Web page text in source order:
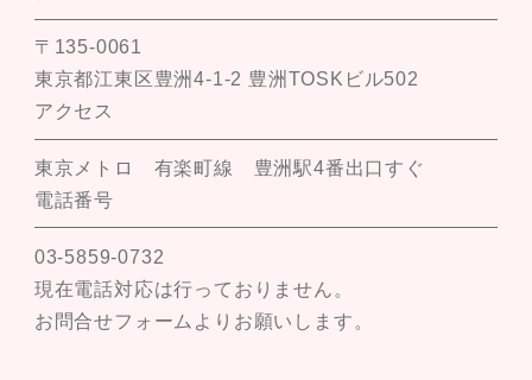
〒135-0061
東京都江東区豊洲4-1-2 豊洲TOSKビル502
アクセス
東京メトロ 有楽町線 豊洲駅4番出口すぐ
電話番号
03-5859-0732
現在電話対応は行っておりません。
お問合せフォームよりお願いします。